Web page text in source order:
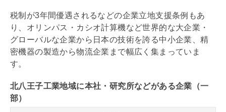
税制が3年間優遇されるなどの企業立地支援条例もあ
り、オリンパス・カシオ計算機など世界的な大企業・
グローバルな企業から日本の技術を誇る中小企業、精
密機器の製造から物流企業まで幅広く集まっていま
す。
北八王子工業地域に本社・研究所などがある企業（一
部）